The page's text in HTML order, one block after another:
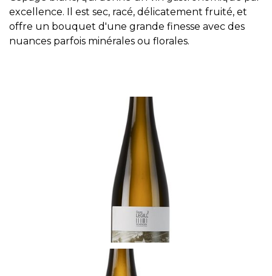
excellence. Il est sec, racé, délicatement fruité, et
offre un bouquet d'une grande finesse avec des
nuances parfois minérales ou florales.